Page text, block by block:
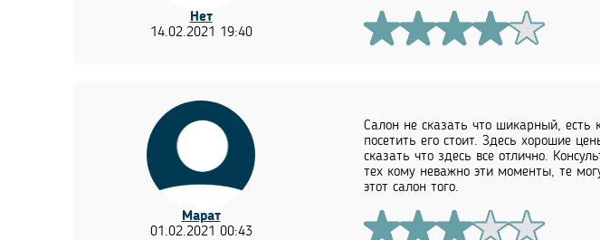
Нет
14.02.2021 19:40
Марат
01.02.2021 00:43
Салон не сказать что шикарный, есть
посетить его стоит. Здесь хорошие
сказать что здесь все отлично.
тех кому неважно эти моменты, те
этот салон того.